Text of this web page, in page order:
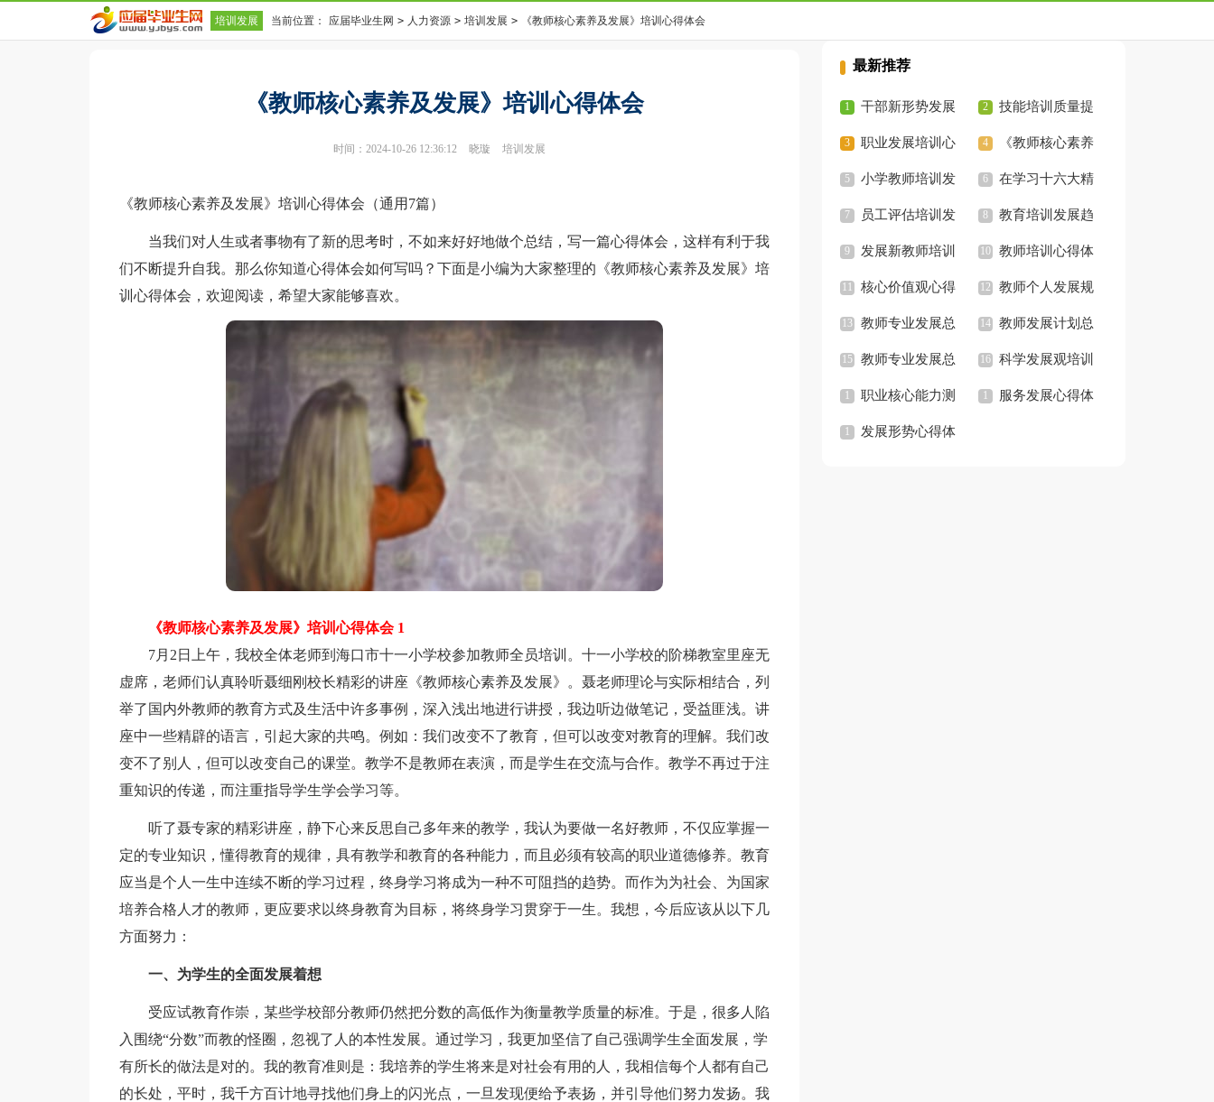
培训发展 当前位置： 应届毕业生网 > 人力资源 > 培训发展 > 《教师核心素养及发展》培训心得体会
《教师核心素养及发展》培训心得体会
时间：2024-10-26 12:36:12 晓璇 培训发展
《教师核心素养及发展》培训心得体会（通用7篇）
当我们对人生或者事物有了新的思考时，不如来好好地做个总结，写一篇心得体会，这样有利于我
们不断提升自我。那么你知道心得体会如何写吗？下面是小编为大家整理的《教师核心素养及发展》培
训心得体会，欢迎阅读，希望大家能够喜欢。
《教师核心素养及发展》培训心得体会 1
7月2日上午，我校全体老师到海口市十一小学校参加教师全员培训。十一小学校的阶梯教室里座无
虚席，老师们认真聆听聂细刚校长精彩的讲座《教师核心素养及发展》。聂老师理论与实际相结合，列
举了国内外教师的教育方式及生活中许多事例，深入浅出地进行讲授，我边听边做笔记，受益匪浅。讲
座中一些精辟的语言，引起大家的共鸣。例如：我们改变不了教育，但可以改变对教育的理解。我们改
变不了别人，但可以改变自己的课堂。教学不是教师在表演，而是学生在交流与合作。教学不再过于注
重知识的传递，而注重指导学生学会学习等。
听了聂专家的精彩讲座，静下心来反思自己多年来的教学，我认为要做一名好教师，不仅应掌握一
定的专业知识，懂得教育的规律，具有教学和教育的各种能力，而且必须有较高的职业道德修养。教育
应当是个人一生中连续不断的学习过程，终身学习将成为一种不可阻挡的趋势。而作为为社会、为国家
培养合格人才的教师，更应要求以终身教育为目标，将终身学习贯穿于一生。我想，今后应该从以下几
方面努力：
一、为学生的全面发展着想
受应试教育作崇，某些学校部分教师仍然把分数的高低作为衡量教学质量的标准。于是，很多人陷
入围绕“分数”而教的怪圈，忽视了人的本性发展。通过学习，我更加坚信了自己强调学生全面发展，学
有所长的做法是对的。我的教育准则是：我培养的学生将来是对社会有用的人，我相信每个人都有自己
的长处，平时，我千方百计地寻找他们身上的闪光点，一旦发现便给予表扬，并引导他们努力发扬。我
最新推荐
干部新形势发展
培训的心得体会
技能培训质量提
升助推区域经济发展
的论文
职业发展培训心
得体会
《教师核心素养
及发展》培训心得体
会
小学教师培训发
展规划
在学习十六大精
神发展合作经济培训
会上的总结
员工评估培训发
展方向
教育培训发展趋
势
发展新教师培训
计划-学校工作计划
教师培训心得体
会
核心价值观心得
体会
教师个人发展规
划
教师专业发展总
结
教师发展计划总
结
教师专业发展总
结
科学发展观培训
心得
职业核心能力测
评
服务发展心得体
发展形势心得体